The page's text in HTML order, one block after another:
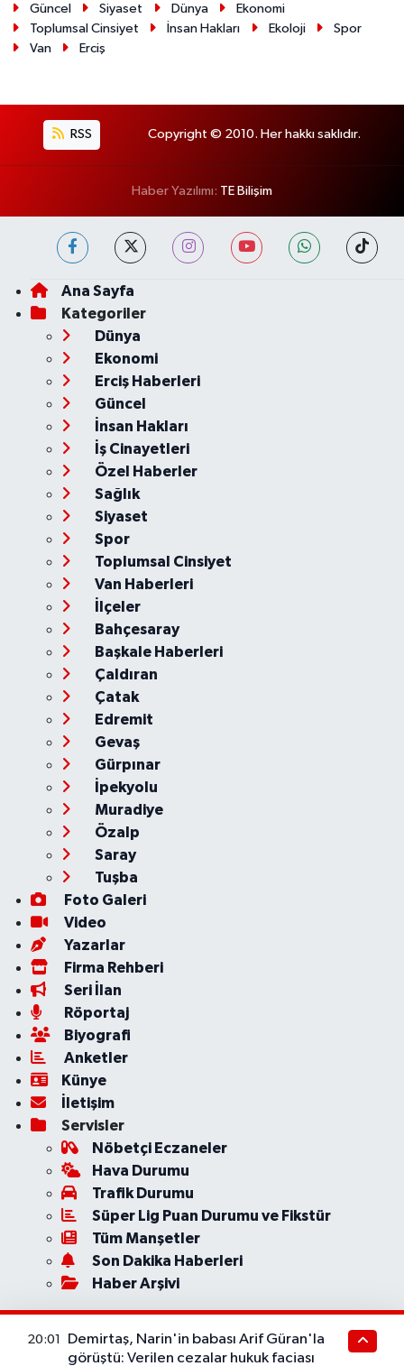
Güncel Siyaset Dünya
Ekonomi
Toplumsal Cinsiyet
İnsan Hakları Ekoloji
Spor
Van
Erciş
RSS Copyright © 2010. Her hakkı saklıdır.
Haber Yazılımı: TE Bilişim
Ana Sayfa
Kategoriler
Dünya
Ekonomi
Erciş Haberleri
Güncel
İnsan Hakları
İş Cinayetleri
Özel Haberler
Sağlık
Siyaset
Spor
Toplumsal Cinsiyet
Van Haberleri
İlçeler
Bahçesaray
Başkale Haberleri
Çaldıran
Çatak
Edremit
Gevaş
Gürpınar
İpekyolu
Muradiye
Özalp
Saray
Tuşba
Foto Galeri
Video
Yazarlar
Firma Rehberi
Seri İlan
Röportaj
Biyografi
Anketler
Künye
İletişim
Servisler
Nöbetçi Eczaneler
Hava Durumu
Trafik Durumu
Süper Lig Puan Durumu ve Fikstür
Tüm Manşetler
Son Dakika Haberleri
Haber Arşivi
20:01
Demirtaş, Narin'in babası Arif Güran'la
görüştü: Verilen cezalar hukuk faciası